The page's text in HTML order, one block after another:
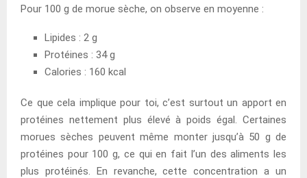
Pour 100 g de morue sèche, on observe en moyenne :
Lipides : 2 g
Protéines : 34 g
Calories : 160 kcal
Ce que cela implique pour toi, c’est surtout un apport en
protéines nettement plus élevé à poids égal. Certaines
morues sèches peuvent même monter jusqu’à 50 g de
protéines pour 100 g, ce qui en fait l’un des aliments les
plus protéinés. En revanche, cette concentration a un